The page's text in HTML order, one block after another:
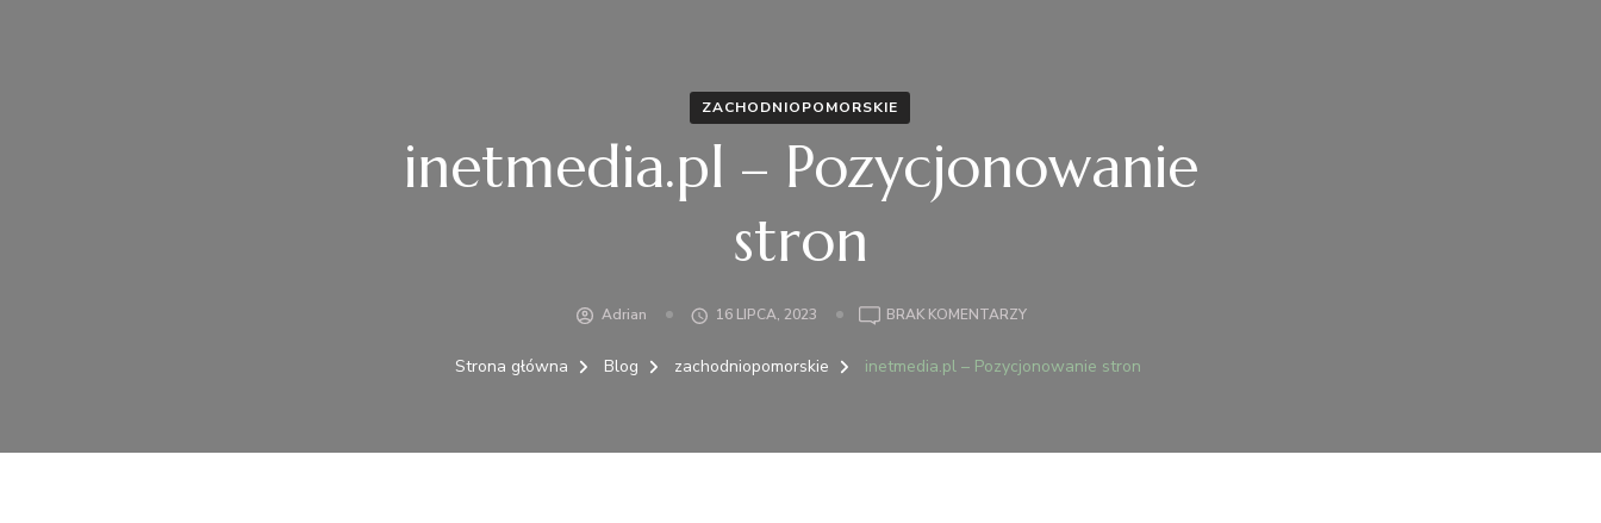
ZACHODNIOPOMORSKIE
inetmedia.pl – Pozycjonowanie
stron
Adrian 16 LIPCA, 2023 BRAK KOMENTARZYDO
–
Strona główna Blog zachodniopomorskie inetmedia.pl – Pozycjonowanie stron